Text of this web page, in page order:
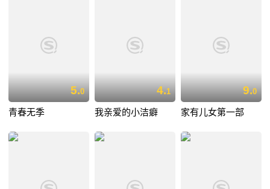
5.0
青春无季
4.1
我亲爱的小洁癖
9.0
家有儿女第一部